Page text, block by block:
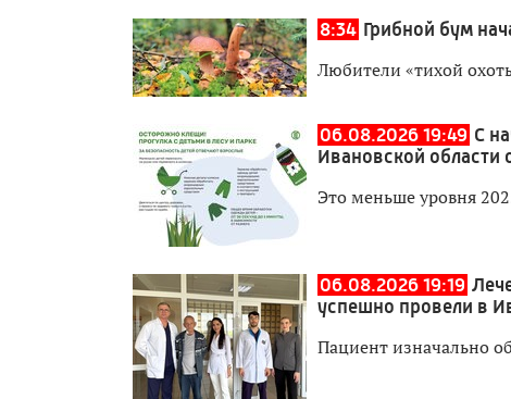
8:34 Грибной бум
Любители «тихой
06.08.2026 19:49 С
Ивановской области
Это меньше уровня
06.08.2026 19:19
успешно провели в
Пациент изначально